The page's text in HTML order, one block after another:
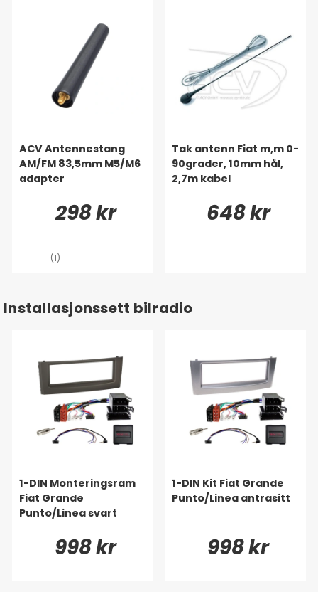
ACV Antennestang
AM/FM 83,5mm M5/M6
adapter
298 kr
(1)
Tak antenn Fiat m,m 0-
90grader, 10mm hål,
2,7m kabel
648 kr
Installasjonssett bilradio
1-DIN Monteringsram
Fiat Grande
Punto/Linea svart
998 kr
1-DIN Kit Fiat Grande
Punto/Linea antrasitt
998 kr